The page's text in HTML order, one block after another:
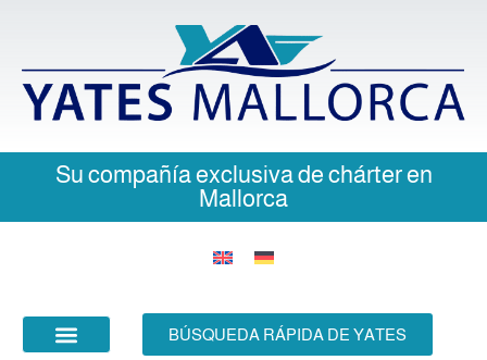
Su compañía exclusiva de chárter en
Mallorca
BÚSQUEDA RÁPIDA DE YATES
Tu patrón lo sabe todo
Normalmente, estamos a su disposición de inmediato